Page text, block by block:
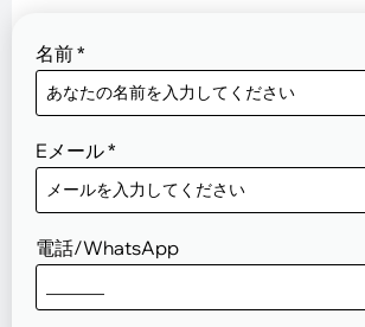
名前*
Eメール*
電話/WhatsApp